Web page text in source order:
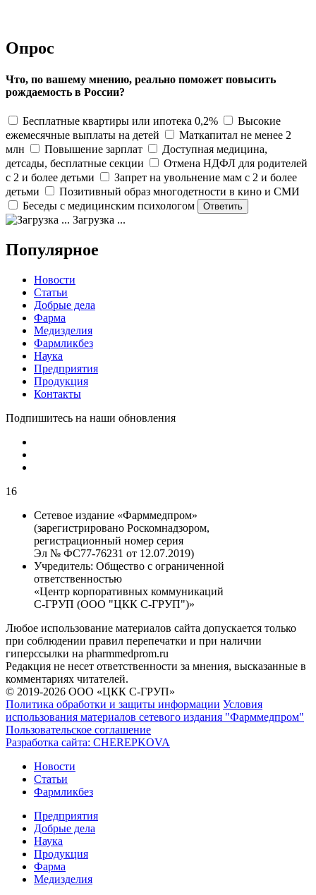
Опрос
Что, по вашему мнению, реально поможет повысить
рождаемость в России?
Бесплатные квартиры или ипотека 0,2%
Высокие
ежемесячные выплаты на детей
Маткапитал не менее 2
млн
Повышение зарплат
Доступная медицина,
детсады, бесплатные секции
Отмена НДФЛ для родителей
с 2 и более детьми
Запрет на увольнение мам с 2 и более
детьми
Позитивный образ многодетности в кино и СМИ
Беседы с медицинским психологом
Загрузка ...
Популярное
Новости
Статьи
Добрые дела
Фарма
Медизделия
Фармликбез
Наука
Предприятия
Продукция
Контакты
Подпишитесь на наши обновления
16
Сетевое издание «Фарммедпром»
(зарегистрировано Роскомнадзором,
регистрационный номер серия
Эл № ФС77-76231 от 12.07.2019)
Учредитель: Общество с ограниченной
ответственностью
«Центр корпоративных коммуникаций
С-ГРУП (ООО "ЦКК С-ГРУП")»
Любое использование материалов сайта допускается только
при соблюдении правил перепечатки и при наличии
гиперссылки на pharmmedprom.ru
Редакция не несет ответственности за мнения, высказанные в
комментариях читателей.
© 2019-2026 ООО «ЦКК С-ГРУП»
Политика обработки и защиты информации Условия
использования материалов сетевого издания "Фарммедпром"
Пользовательское соглашение
Разработка сайта: CHEREPKOVA
Новости
Статьи
Фармликбез
Предприятия
Добрые дела
Наука
Продукция
Фарма
Медизделия